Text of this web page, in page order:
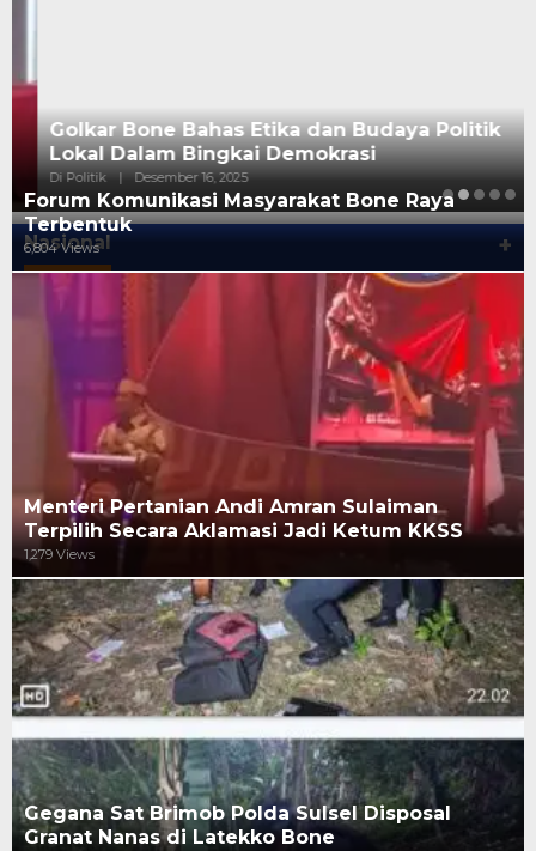
Golkar Bone Bahas Etika dan Budaya Politik
Lokal Dalam Bingkai Demokrasi
Di Politik | Desember 16, 2025
Nasional +
Forum Komunikasi Masyarakat Bone Raya
Terbentuk
6,804 Views
Menteri Pertanian Andi Amran Sulaiman
Terpilih Secara Aklamasi Jadi Ketum KKSS
1,279 Views
Gegana Sat Brimob Polda Sulsel Disposal
Granat Nanas di Latekko Bone